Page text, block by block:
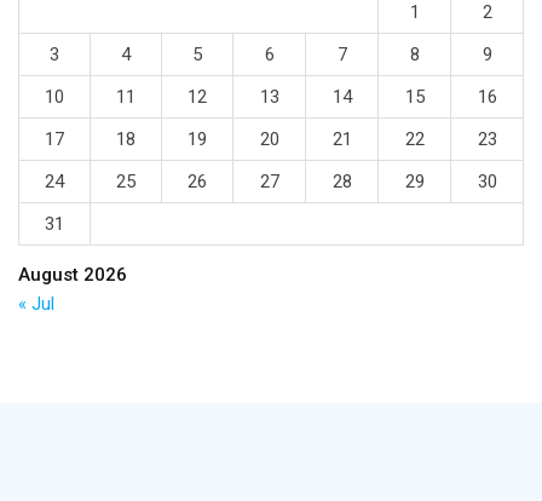
August 2026
1
2
3
4 5 6 7 8
9
10
11 12 13 14 15
16
17
18 19 20 21 22
23
24
25 26 27 28 29
30
31
« Jul